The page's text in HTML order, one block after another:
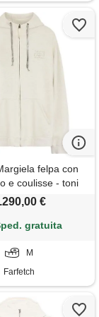
felpa con
e coulisse - toni
neutri
€
gratuita
M
Farfetch